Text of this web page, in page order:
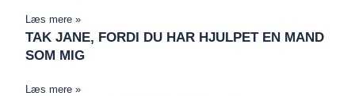
Læs mere »
TAK JANE, FORDI DU HAR HJULPET EN MAND
SOM MIG
Læs mere »